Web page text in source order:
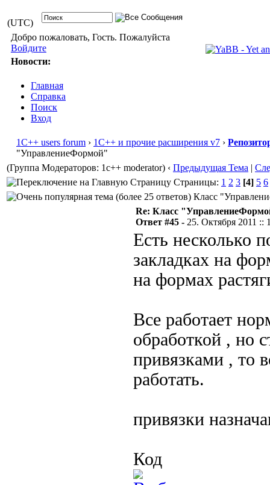
(UTC)
Добро пожаловать, Гость. Пожалуйста
Войдите
Новости:
Главная
Справка
Поиск
Вход
1С++ users forum › 1С++ и прочие расширения v7 ›
"УправлениеФормой"
(Группа Модераторов: 1c++ moderator) ‹ Предыдущая Тема |
Страницы: 1 2 3 [4] 5 6
Класс
Re: Класс
Ответ #45 - 25. Октября 2011 ::
Есть несколько
закладках на
на формах
Все работает
обработкой , но
привязками , то
работать.
привязки
Код